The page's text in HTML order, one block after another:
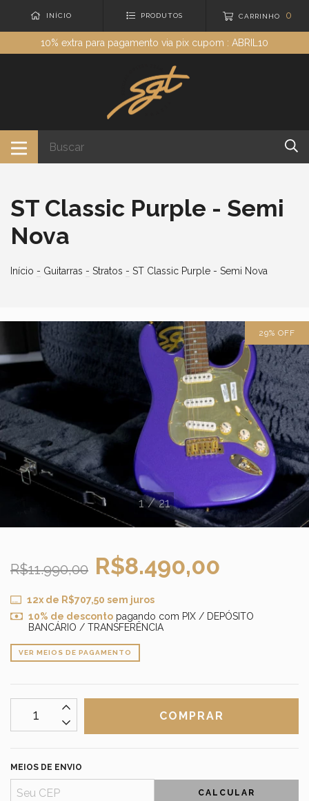
INÍCIO PRODUTOS CARRINHO 0
10% extra para pagamento via pix cupom : ABRIL10
ST Classic Purple - Semi
Nova
Início - Guitarras - Stratos - ST Classic Purple - Semi Nova
29% OFF
1/21
R$11.990,00 R$8.490,00
12x de R$707,50 sem juros
10% de descontopagando com PIX / DEPÓSITO
BANCÁRIO / TRANSFERÊNCIA
VER MEIOS DE PAGAMENTO
MEIOS DE ENVIO
CALCULAR